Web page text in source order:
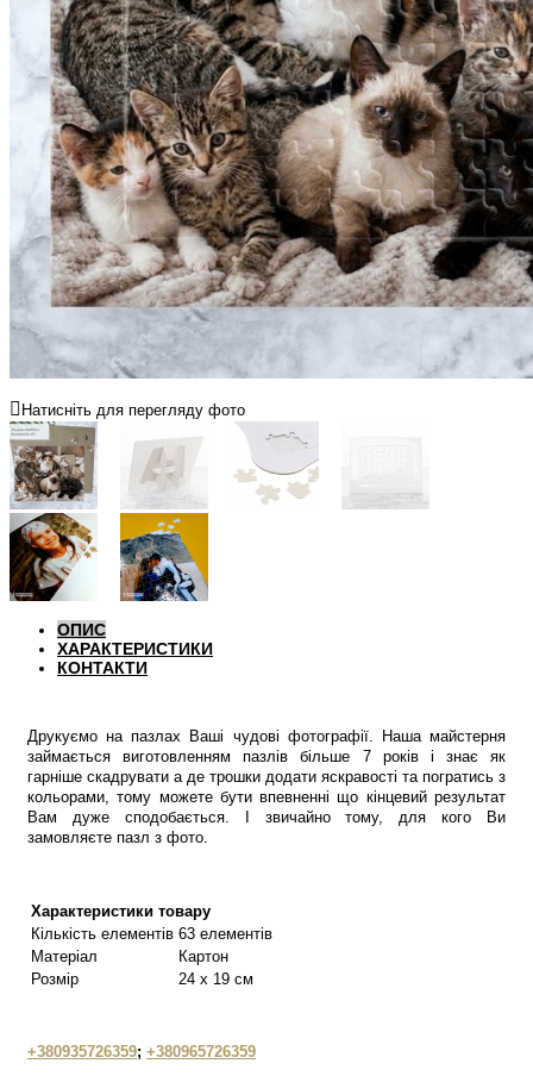
Натисніть для перегляду фото
ОПИС
ХАРАКТЕРИСТИКИ
КОНТАКТИ
Друкуємо на пазлах Ваші чудові фотографії. Наша майстерня
займається виготовленням пазлів більше 7 років і знає як
гарніше скадрувати а де трошки додати яскравості та погратись з
кольорами, тому можете бути впевненні що кінцевий результат
Вам дуже сподобається. І звичайно тому, для кого Ви
замовляєте пазл з фото.
Характеристики товару
Кількість елементів 63 елементів
Матеріал
Картон
Розмір
24 х 19 см
+380935726359; +380965726359